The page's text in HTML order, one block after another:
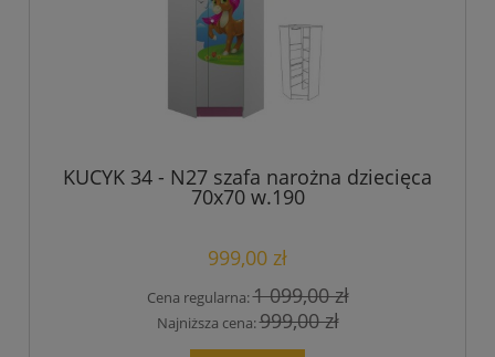
KUCYK 34 - N27 szafa narożna dziecięca
70x70 w.190
999,00 zł
Cena regularna:1 099,00 zł
Najniższa cena:999,00 zł